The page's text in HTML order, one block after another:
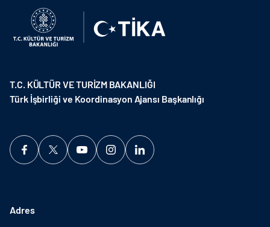
T.C. KÜLTÜR VE TURİZM BAKANLIĞI
Türk İşbirliği ve Koordinasyon Ajansı Başkanlığı
Adres